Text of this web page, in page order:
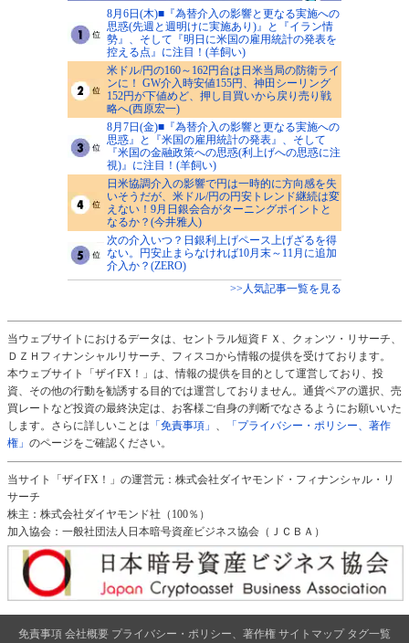
8月6日(木)■『為替介入の影響と更なる実施への
思惑(先週と週明けに実施あり)』と『イラン情
勢』、そして『明日に米国の雇用統計の発表を
控える点』に注目！(羊飼い)
米ドル/円の160～162円台は日米当局の防衛ライ
ンに！ GW介入時安値155円、神田シーリング
152円が下値めど、押し目買いから戻り売り戦
略へ(西原宏一)
8月7日(金)■『為替介入の影響と更なる実施への
思惑』と『米国の雇用統計の発表』、そして
『米国の金融政策への思惑(利上げへの思惑に注
視)』に注目！(羊飼い)
日米協調介入の影響で円は一時的に方向感を失
いそうだが、米ドル/円の円安トレンド継続は変
えない！9月日銀会合がターニングポイントと
なるか？(今井雅人)
次の介入いつ？日銀利上げペース上げざるを得
ない。円安止まらなければ10月末～11月に追加
介入か？(ZERO)
>>人気記事一覧を見る
当ウェブサイトにおけるデータは、セントラル短資ＦＸ、クォンツ・リサーチ、
ＤＺＨフィナンシャルリサーチ、フィスコから情報の提供を受けております。
本ウェブサイト「ザイFX！」は、情報の提供を目的として運営しており、投
資、その他の行動を勧誘する目的では運営しておりません。通貨ペアの選択、売
買レートなど投資の最終決定は、お客様ご自身の判断でなさるようにお願いいた
します。さらに詳しいことは 「免責事項」 、
「プライバシー・ポリシー、著作
権」 のページをご確認ください。
当サイト「ザイFX！」の運営元：株式会社ダイヤモンド・フィナンシャル・リ
サーチ
株主：株式会社ダイヤモンド社（100％）
加入協会：一般社団法人日本暗号資産ビジネス協会（ＪＣＢＡ）
免責事項 会社概要 プライバシー・ポリシー、著作権 サイトマップ タグ一覧